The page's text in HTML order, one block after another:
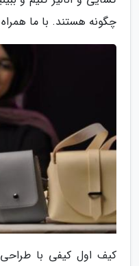
چگونه هستند. با ما
کیف اول کیفی با